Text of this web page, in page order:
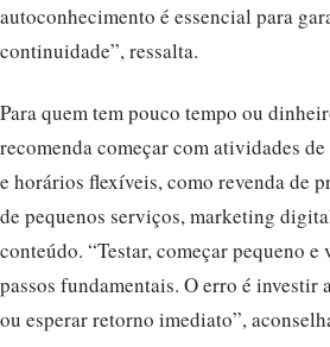
autoconhecimento é essencial para
continuidade”, ressalta.
Para quem tem pouco tempo ou
recomenda começar com atividades
e horários flexíveis, como revenda de
de pequenos serviços, marketing
conteúdo. “Testar, começar pequeno
passos fundamentais. O erro é
ou esperar retorno imediato”,